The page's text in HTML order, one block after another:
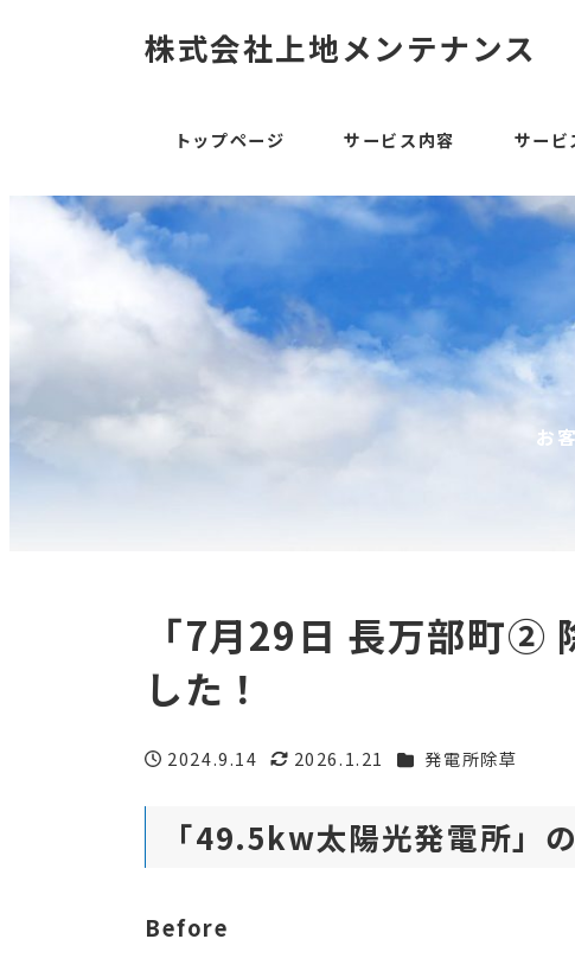
株式会社上地メンテナンス
トップページ サービス内容 サービ
お
「7月29日 長万部町②
した！
投稿日
2024.9.14 更新日
2026.1.21 カテゴリー
発電所除草
「49.5kw太陽光発電所」
Before